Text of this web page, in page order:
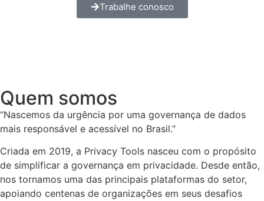
Trabalhe conosco
Quem somos
“Nascemos da urgência por uma governança de dados
mais responsável e acessível no Brasil.”
Criada em 2019, a Privacy Tools nasceu com o propósito
de simplificar a governança em privacidade. Desde então,
nos tornamos uma das principais plataformas do setor,
apoiando centenas de organizações em seus desafios